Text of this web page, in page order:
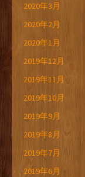
2020年3月
2020年2月
2020年1月
2019年12月
2019年11月
2019年10月
2019年9月
2019年8月
2019年7月
2019年6月